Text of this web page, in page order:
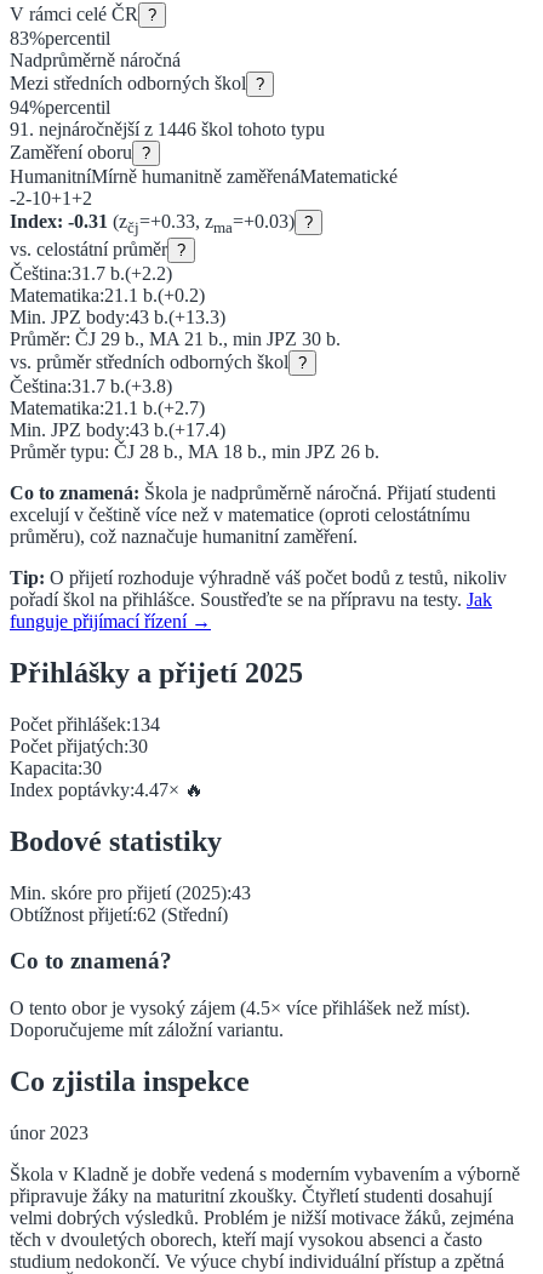
V rámci celé ČR ?
83%percentil
Nadprůměrně náročná
Mezi středních odborných škol ?
94%percentil
91 . nejnáročnější z 1446 škol tohoto typu
Zaměření oboru ?
HumanitníMírně humanitně zaměřenáMatematické
-2-10+1+2
Index: -0.31 (zčj=+0.33, zma=+0.03) ?
vs. celostátní průměr ?
Čeština:31.7 b.(+2.2)
Matematika:21.1 b.(+0.2)
Min. JPZ body:43 b.(+13.3)
Průměr: ČJ 29 b., MA 21 b., min JPZ 30 b.
vs. průměrstředních odborných škol ?
Čeština:31.7 b.(+3.8)
Matematika:21.1 b.(+2.7)
Min. JPZ body:43 b.(+17.4)
Průměr typu: ČJ 28 b., MA 18 b., min JPZ 26 b.
Co to znamená: Škola je nadprůměrně náročná. Přijatí studenti
excelují v češtině více než v matematice (oproti celostátnímu
průměru), což naznačuje humanitní zaměření.
Tip: O přijetí rozhoduje výhradně váš počet bodů z testů, nikoliv
pořadí škol na přihlášce. Soustřeďte se na přípravu na testy. Jak
funguje přijímací řízení →
Přihlášky a přijetí 2025
Počet přihlášek:134
Počet přijatých:30
Kapacita:30
Index poptávky:4.47× 🔥
Bodové statistiky
Min. skóre pro přijetí (2025):43
Obtížnost přijetí:62 (Střední)
Co to znamená?
O tento obor je vysoký zájem (4.5× více přihlášek než míst).
Doporučujeme mít záložní variantu.
Co zjistila inspekce
únor 2023
Škola v Kladně je dobře vedená s moderním vybavením a výborně
připravuje žáky na maturitní zkoušky. Čtyřletí studenti dosahují
velmi dobrých výsledků. Problém je nižší motivace žáků, zejména
těch v dvouletých oborech, kteří mají vysokou absenci a často
studium nedokončí. Ve výuce chybí individuální přístup a zpětná